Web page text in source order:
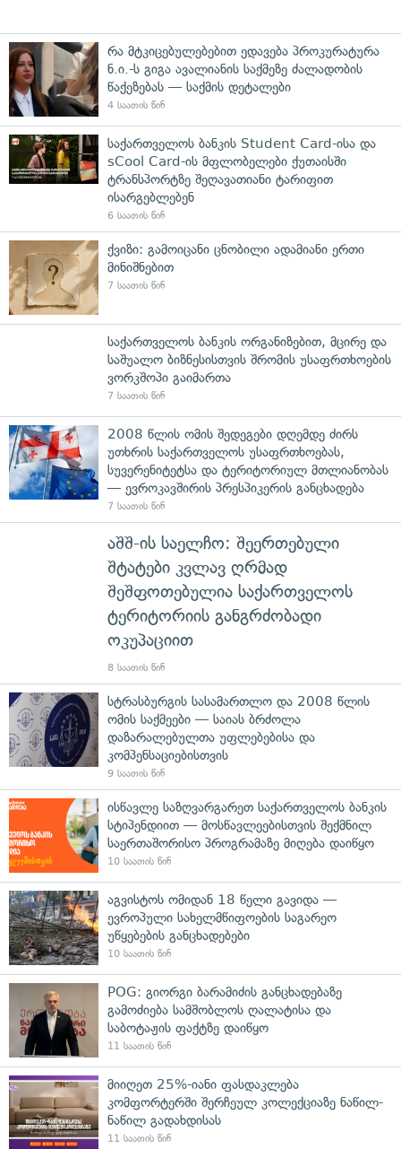
რა მტკიცებულებებით ედავება პროკურატურა
ნ.ი.-ს გიგა ავალიანის საქმეზე ძალადობის
წაქეზებას — საქმის დეტალები
4 საათის წინ
საქართველოს ბანკის Student Card-ისა და
sCool Card-ის მფლობელები ქუთაისში
ტრანსპორტზე შეღავათიანი ტარიფით
ისარგებლებენ
6 საათის წინ
ქვიზი: გამოიცანი ცნობილი ადამიანი ერთი
მინიშნებით
7 საათის წინ
საქართველოს ბანკის ორგანიზებით, მცირე და
საშუალო ბიზნესისთვის შრომის უსაფრთხოების
ვორკშოპი გაიმართა
7 საათის წინ
2008 წლის ომის შედეგები დღემდე ძირს
უთხრის საქართველოს უსაფრთხოებას,
სუვერენიტეტსა და ტერიტორიულ მთლიანობას
— ევროკავშირის პრესპიკერის განცხადება
7 საათის წინ
აშშ-ის საელჩო: შეერთებული
შტატები კვლავ ღრმად
შეშფოთებულია საქართველოს
ტერიტორიის განგრძობადი
ოკუპაციით
8 საათის წინ
სტრასბურგის სასამართლო და 2008 წლის
ომის საქმეები — საიას ბრძოლა
დაზარალებულთა უფლებებისა და
კომპენსაციებისთვის
9 საათის წინ
ისწავლე საზღვარგარეთ საქართველოს ბანკის
სტიპენდიით — მოსწავლეებისთვის შექმნილ
საერთაშორისო პროგრამაზე მიღება დაიწყო
10 საათის წინ
აგვისტოს ომიდან 18 წელი გავიდა —
ევროპული სახელმწიფოების საგარეო
უწყებების განცხადებები
10 საათის წინ
POG: გიორგი ბარამიძის განცხადებაზე
გამოძიება სამშობლოს ღალატისა და
საბოტაჟის ფაქტზე დაიწყო
11 საათის წინ
მიიღეთ 25%-იანი ფასდაკლება
კომფორტერში შერჩეულ კოლექციაზე ნაწილ-
ნაწილ გადახდისას
11 საათის წინ